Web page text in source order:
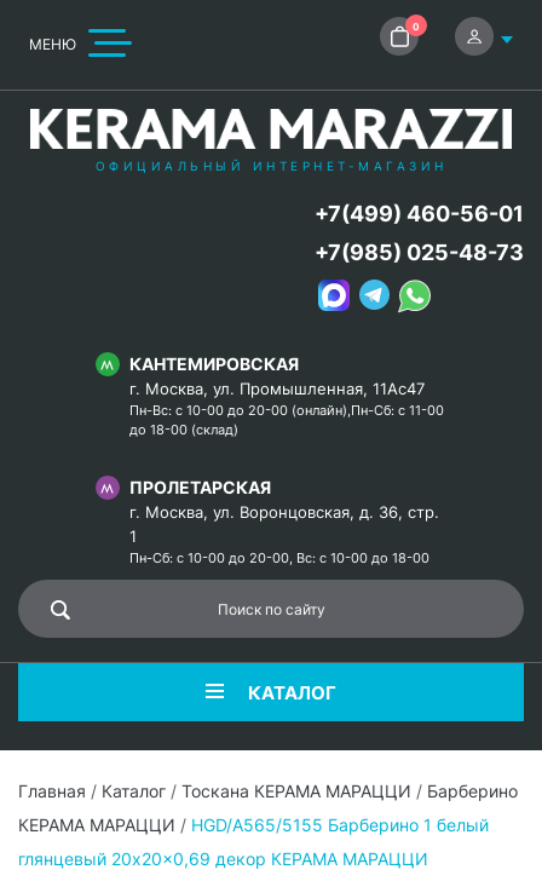
МЕНЮ
0
ОФИЦИАЛЬНЫЙ ИНТЕРНЕТ-МАГАЗИН
КАНТЕМИРОВСКАЯ
г. Москва, ул. Промышленная, 11Ас47
Пн-Вс: с 10-00 до 20-00 (онлайн),Пн-Сб: с 11-00
до 18-00 (склад)
ПРОЛЕТАРСКАЯ
г. Москва, ул. Воронцовская, д. 36, стр.
1
Пн-Сб: с 10-00 до 20-00, Вс: с 10-00 до 18-00
+7(499) 460-56-01
+7(985) 025-48-73
КАТАЛОГ
Главная / Каталог / Тоскана КЕРАМА МАРАЦЦИ / Барберино
КЕРАМА МАРАЦЦИ / HGD/A565/5155 Барберино 1 белый
глянцевый 20x20x0,69 декор КЕРАМА МАРАЦЦИ